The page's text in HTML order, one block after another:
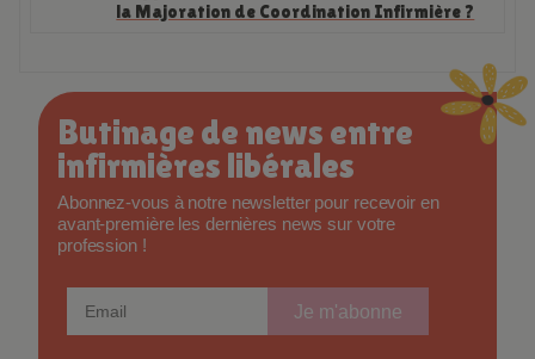
la Majoration de Coordination Infirmière ?
Butinage de news entre
infirmières libérales
Abonnez-vous à notre newsletter pour recevoir en
avant-première les dernières news sur votre
profession !